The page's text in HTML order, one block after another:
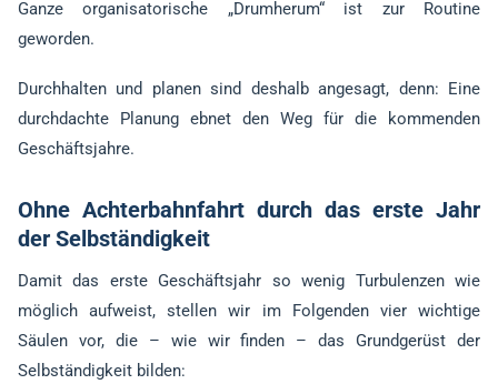
Ganze organisatorische „Drumherum“ ist zur Routine
geworden.
Durchhalten und planen sind deshalb angesagt, denn: Eine
durchdachte Planung ebnet den Weg für die kommenden
Geschäftsjahre.
Ohne Achterbahnfahrt durch das erste Jahr
der Selbständigkeit
Damit das erste Geschäftsjahr so wenig Turbulenzen wie
möglich aufweist, stellen wir im Folgenden vier wichtige
Säulen vor, die – wie wir finden – das Grundgerüst der
Selbständigkeit bilden: